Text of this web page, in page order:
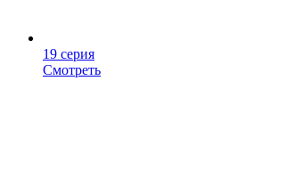
19 серия
Смотреть